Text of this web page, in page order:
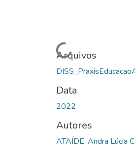
Carregando...Arquivos
Data
2022
Autores
ATAÍDE, Andra Lúcia